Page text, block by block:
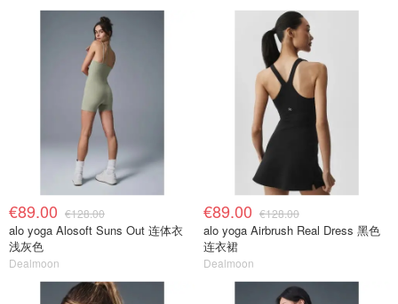
€89.00 €128.00
alo yoga Alosoft Suns Out 连体衣
浅灰色
Dealmoon
€89.00 €128.00
alo yoga Airbrush Real Dress 黑色
连衣裙
Dealmoon